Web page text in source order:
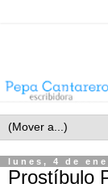
lunes, 4 de
Prostíbulo